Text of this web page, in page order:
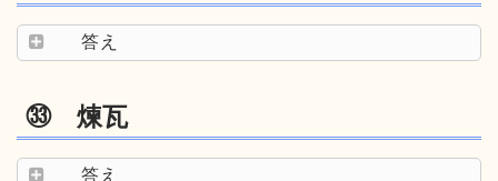
答え
㉝ 煉瓦
答え